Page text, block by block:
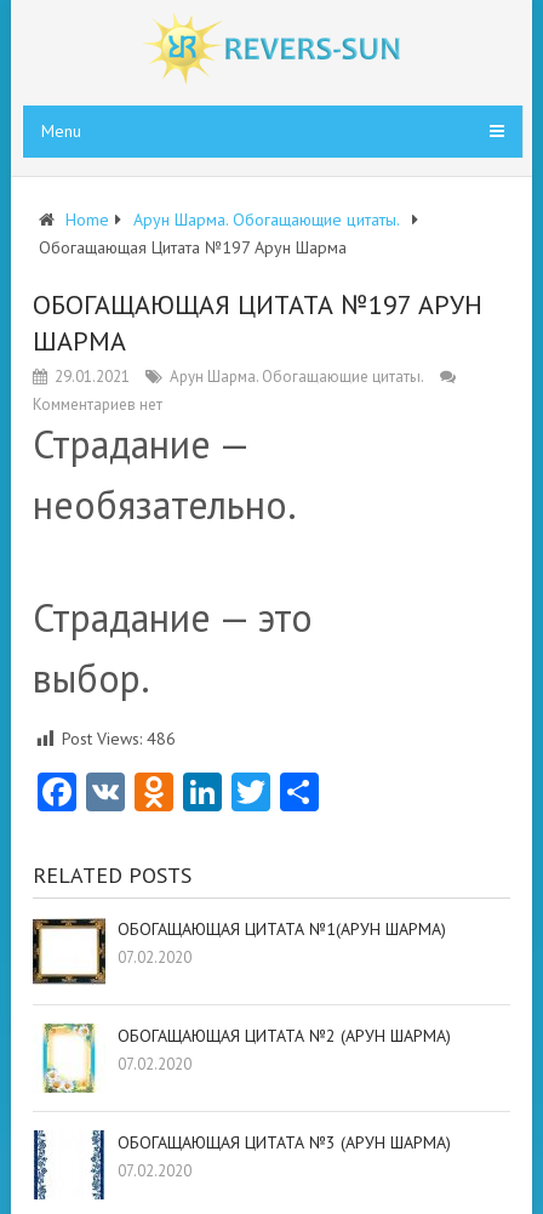
Menu
Home
Арун Шарма. Обогащающие цитаты.
Обогащающая Цитата №197 Арун Шарма
ОБОГАЩАЮЩАЯ ЦИТАТА №197 АРУН
ШАРМА
29.01.2021
Арун Шарма. Обогащающие цитаты.
Комментариев нет
Страдание —
необязательно.
Страдание — это
выбор.
Post Views: 486
Facebook
VK Odnoklassniki
LinkedIn
Twitter
RELATED POSTS
ОБОГАЩАЮЩАЯ ЦИТАТА №1(АРУН ШАРМА)
07.02.2020
ОБОГАЩАЮЩАЯ ЦИТАТА №2 (АРУН ШАРМА)
07.02.2020
ОБОГАЩАЮЩАЯ ЦИТАТА №3 (АРУН ШАРМА)
07.02.2020